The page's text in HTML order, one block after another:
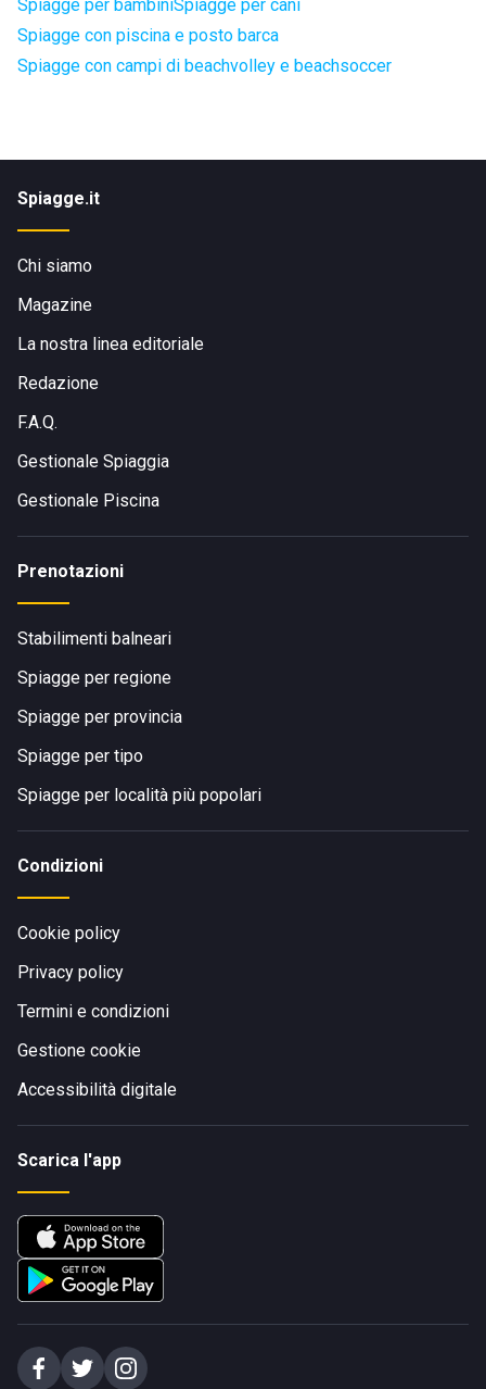
Spiagge per bambiniSpiagge per cani
Spiagge con piscina e posto barca
Spiagge con campi di beachvolley e beachsoccer
Spiagge.it
Chi siamo
Magazine
La nostra linea editoriale
Redazione
F.A.Q.
Gestionale Spiaggia
Gestionale Piscina
Prenotazioni
Stabilimenti balneari
Spiagge per regione
Spiagge per provincia
Spiagge per tipo
Spiagge per località più popolari
Condizioni
Cookie policy
Privacy policy
Termini e condizioni
Gestione cookie
Accessibilità digitale
Scarica l'app